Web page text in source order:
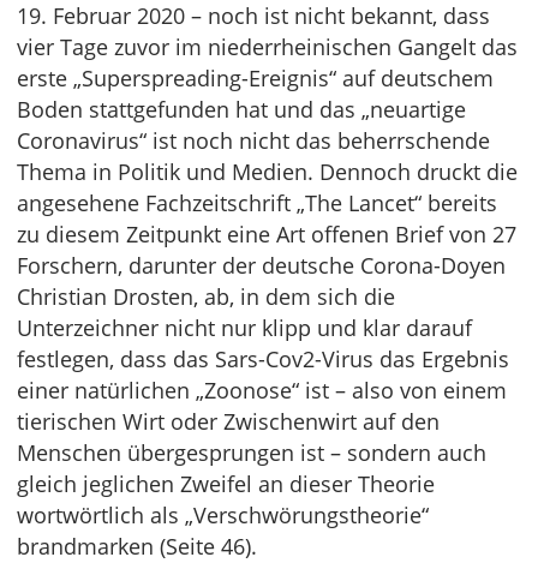
19. Februar 2020 – noch ist nicht bekannt, dass
vier Tage zuvor im niederrheinischen Gangelt das
erste „Superspreading-Ereignis“ auf deutschem
Boden stattgefunden hat und das „neuartige
Coronavirus“ ist noch nicht das beherrschende
Thema in Politik und Medien. Dennoch druckt die
angesehene Fachzeitschrift „The Lancet“ bereits
zu diesem Zeitpunkt eine Art offenen Brief von 27
Forschern, darunter der deutsche Corona-Doyen
Christian Drosten, ab, in dem sich die
Unterzeichner nicht nur klipp und klar darauf
festlegen, dass das Sars-Cov2-Virus das Ergebnis
einer natürlichen „Zoonose“ ist – also von einem
tierischen Wirt oder Zwischenwirt auf den
Menschen übergesprungen ist – sondern auch
gleich jeglichen Zweifel an dieser Theorie
wortwörtlich als „Verschwörungstheorie“
brandmarken (Seite 46).